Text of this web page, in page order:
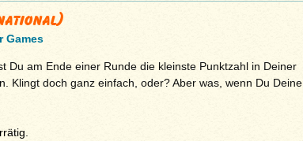
Games
Du am Ende einer Runde die kleinste Punktzahl in Deiner
Klingt doch ganz einfach, oder? Aber was, wenn Du Deine